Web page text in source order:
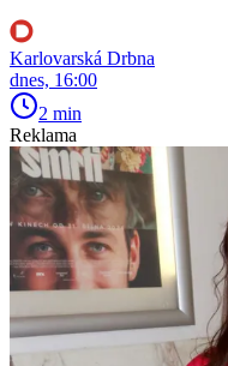
Karlovarská Drbna
dnes, 16:00
2 min
Reklama